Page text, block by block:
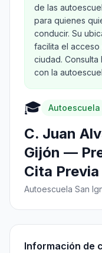
de las
para quienes
conducir. Su
facilita el
ciudad.
con la
🎓 Autoescuela
C. Juan
Gijón —
Cita Previa
Autoescuela San
Información de